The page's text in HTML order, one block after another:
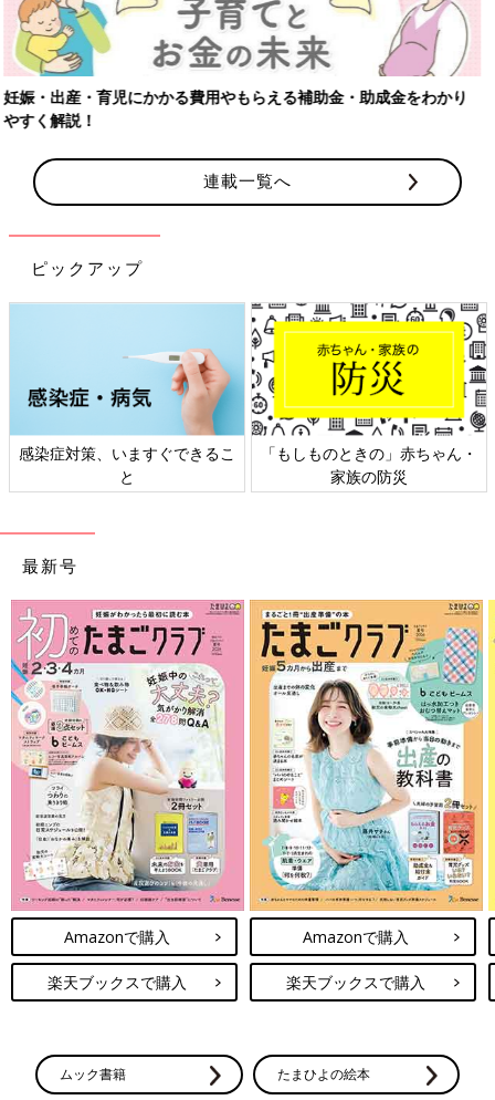
連載一覧へ
ピックアップ
日本外来小児科学会リーフレッ
ト検討会
六星占術 細木かおりさんの人生
相談
最新号
Amazonで購入
楽天ブックスで購入
Amazonで購入
楽天ブックスで購入
ムック書籍 たまひよの絵本